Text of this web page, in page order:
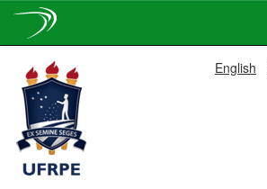
navigation
English